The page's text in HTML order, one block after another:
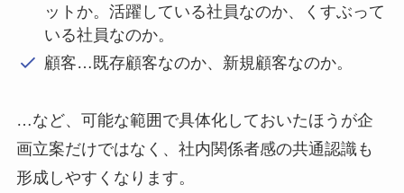
ットか。活躍している社員なのか、くすぶって
いる社員なのか。
顧客…既存顧客なのか、新規顧客なのか。
…など、可能な範囲で具体化しておいたほうが企
画立案だけではなく、社内関係者感の共通認識も
形成しやすくなります。